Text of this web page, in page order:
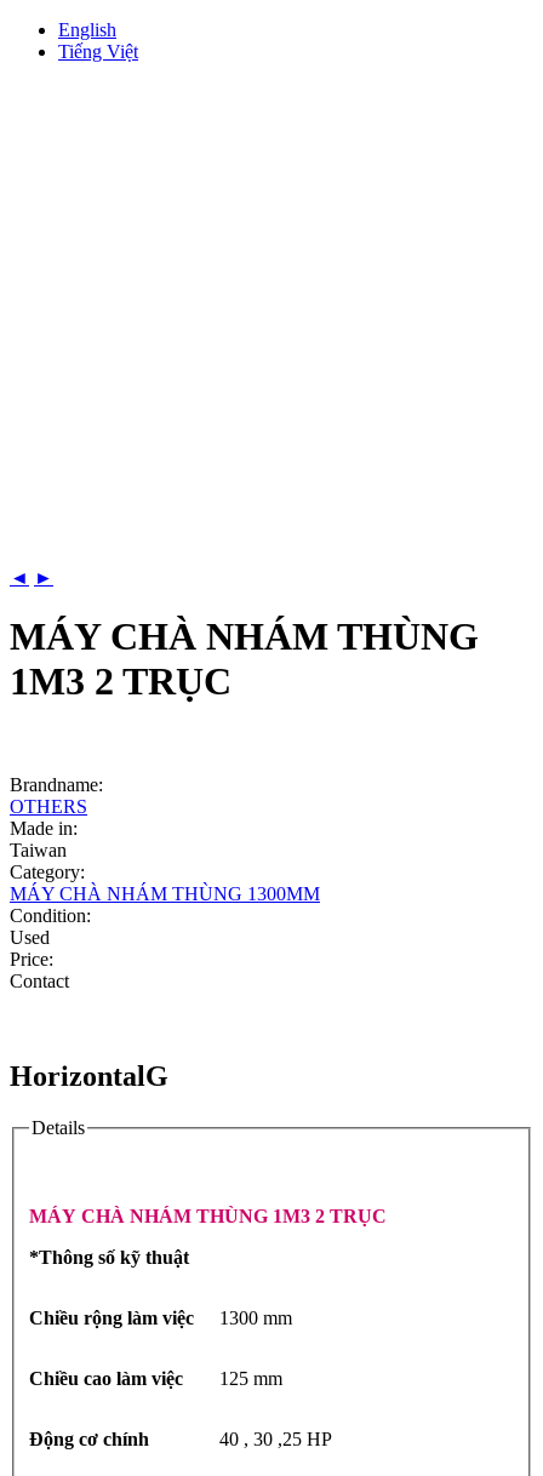
English
Tiếng Việt
◄ ►
MÁY CHÀ NHÁM THÙNG
1M3 2 TRỤC
Brandname:
OTHERS
Made in:
Taiwan
Category:
MÁY CHÀ NHÁM THÙNG 1300MM
Condition:
Used
Price:
Contact
HorizontalG
Details
MÁY CHÀ NHÁM THÙNG 1M3 2 TRỤC
*Thông số kỹ thuật
Chiều rộng làm việc 1300 mm
Chiều cao làm việc 125 mm
Động cơ chính 40 , 30 ,25 HP